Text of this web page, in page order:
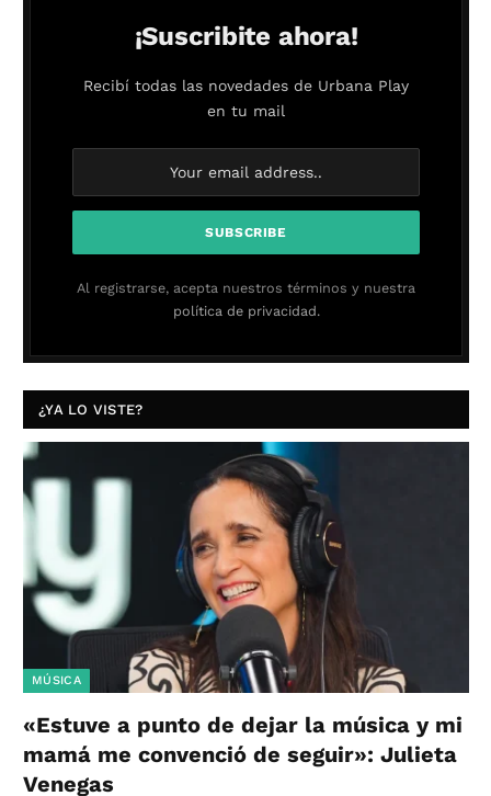
¡Suscribite ahora!
Recibí todas las novedades de Urbana Play
en tu mail
Al registrarse, acepta nuestros términos y nuestra
política de privacidad.
¿YA LO VISTE?
MÚSICA
«Estuve a punto de dejar la música y mi
mamá me convenció de seguir»: Julieta
Venegas